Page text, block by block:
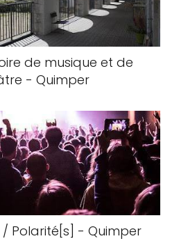
de musique et de
- Quimper
/ Polarité[s] - Quimper